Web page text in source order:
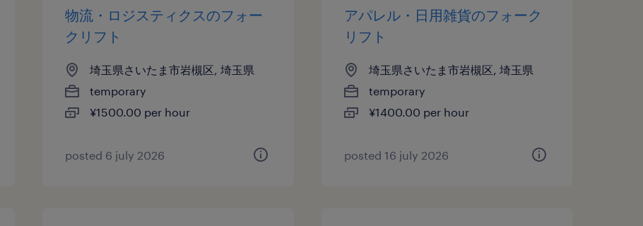
物流・ロジスティクスのフォー
クリフト
埼玉県さいたま市岩槻区, 埼玉県
temporary
¥1500.00 per hour
posted 6 july 2026
アパレル・日用雑貨のフォーク
リフト
埼玉県さいたま市岩槻区, 埼玉県
temporary
¥1400.00 per hour
posted 16 july 2026